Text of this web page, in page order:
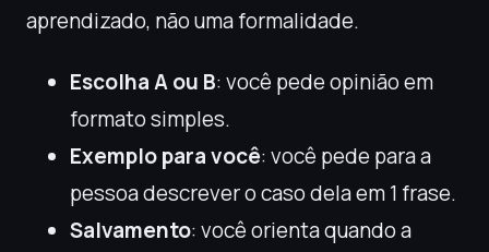
aprendizado, não uma formalidade.
Escolha A ou B: você pede opinião em
formato simples.
Exemplo para você: você pede para a
pessoa descrever o caso dela em 1 frase.
Salvamento: você orienta quando a